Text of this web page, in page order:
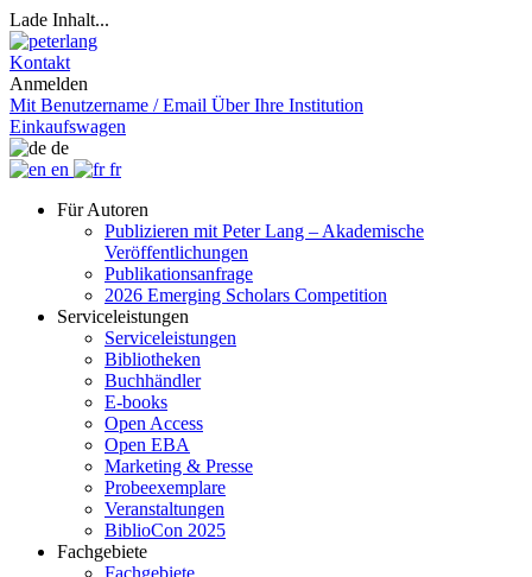
Lade Inhalt...
Kontakt
Anmelden
Mit Benutzername / Email Über Ihre Institution
Einkaufswagen
de
en
fr
Für Autoren
Publizieren mit Peter Lang – Akademische
Veröffentlichungen
Publikationsanfrage
2026 Emerging Scholars Competition
Serviceleistungen
Serviceleistungen
Bibliotheken
Buchhändler
E-books
Open Access
Open EBA
Marketing & Presse
Probeexemplare
Veranstaltungen
BiblioCon 2025
Fachgebiete
Fachgebiete